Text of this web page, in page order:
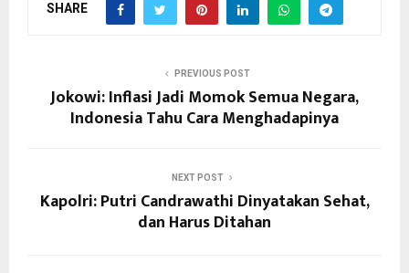
SHARE
PREVIOUS POST
Jokowi: Inflasi Jadi Momok Semua Negara,
Indonesia Tahu Cara Menghadapinya
NEXT POST
Kapolri: Putri Candrawathi Dinyatakan Sehat,
dan Harus Ditahan